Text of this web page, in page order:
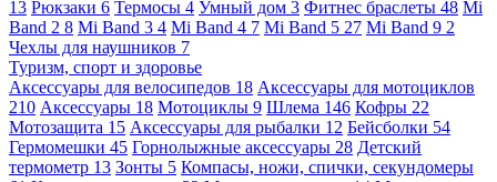
13 Рюкзаки 6 Термосы 4 Умный дом 3 Фитнес браслеты 48 Mi
Band 2 8 Mi Band 3 4 Mi Band 4 7 Mi Band 5 27 Mi Band 9 2
Чехлы для наушников 7
Туризм, спорт и здоровье
Аксессуары для велосипедов 18 Аксессуары для мотоциклов
210 Аксессуары 18 Мотоциклы 9 Шлема 146 Кофры 22
Мотозащита 15 Аксессуары для рыбалки 12 Бейсболки 54
Гермомешки 45 Горнолыжные аксессуары 28 Детский
термометр 13 Зонты 5 Компасы, ножи, спички, секундомеры